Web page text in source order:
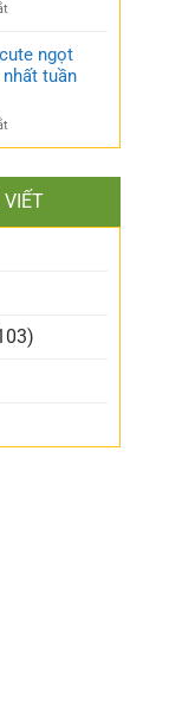
khó
phá
định
kiến
đẹp
thông
thường
170+
ảnh
đang
làm
làm
gió
trên
ngọt
tuần
165+
xinh
cute
trẻo
nhất
VIẾT